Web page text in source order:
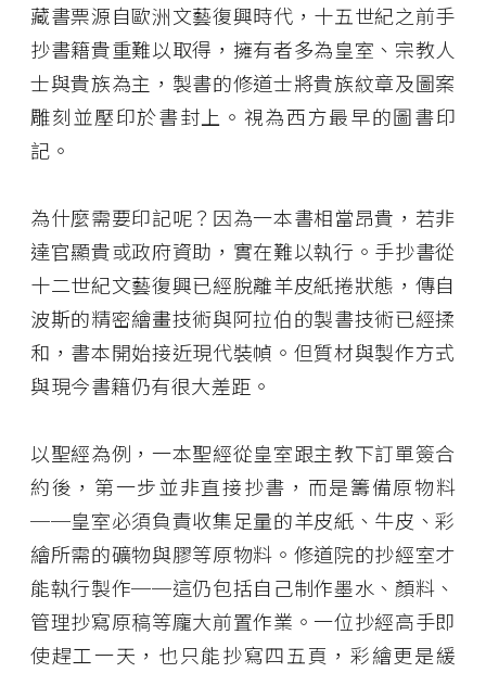
藏書票源自歐洲文藝復興時代，十五世紀之前手
抄書籍貴重難以取得，擁有者多為皇室、宗教人
士與貴族為主，製書的修道士將貴族紋章及圖案
雕刻並壓印於書封上。視為西方最早的圖書印
記。
為什麼需要印記呢？因為一本書相當昂貴，若非
達官顯貴或政府資助，實在難以執行。手抄書從
十二世紀文藝復興已經脫離羊皮紙捲狀態，傳自
波斯的精密繪畫技術與阿拉伯的製書技術已經揉
和，書本開始接近現代裝幀。但質材與製作方式
與現今書籍仍有很大差距。
以聖經為例，一本聖經從皇室跟主教下訂單簽合
約後，第一步並非直接抄書，而是籌備原物料
──皇室必須負責收集足量的羊皮紙、牛皮、彩
繪所需的礦物與膠等原物料。修道院的抄經室才
能執行製作──這仍包括自己制作墨水、顏料、
管理抄寫原稿等龐大前置作業。一位抄經高手即
使趕工一天，也只能抄寫四五頁，彩繪更是緩